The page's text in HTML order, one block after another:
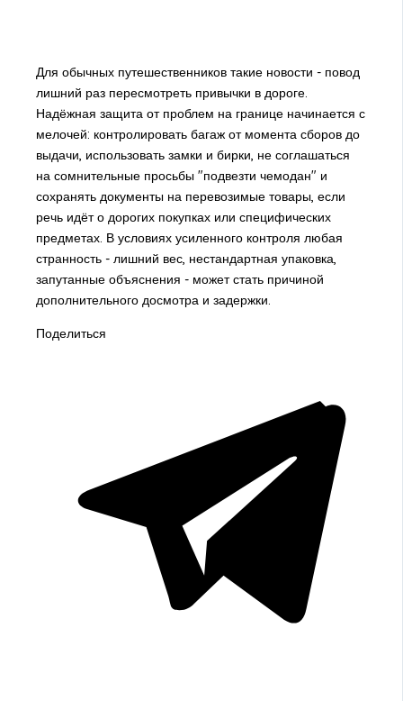
Для обычных путешественников такие новости - повод
лишний раз пересмотреть привычки в дороге.
Надёжная защита от проблем на границе начинается с
мелочей: контролировать багаж от момента сборов до
выдачи, использовать замки и бирки, не соглашаться
на сомнительные просьбы "подвезти чемодан" и
сохранять документы на перевозимые товары, если
речь идёт о дорогих покупках или специфических
предметах. В условиях усиленного контроля любая
странность - лишний вес, нестандартная упаковка,
запутанные объяснения - может стать причиной
дополнительного досмотра и задержки.
Поделиться